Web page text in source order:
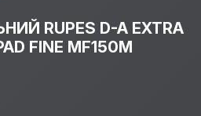
RUPES D-A EXTRA
FINE MF150M